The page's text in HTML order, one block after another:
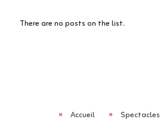
There are no posts on the list.
Accueil
Spectacles